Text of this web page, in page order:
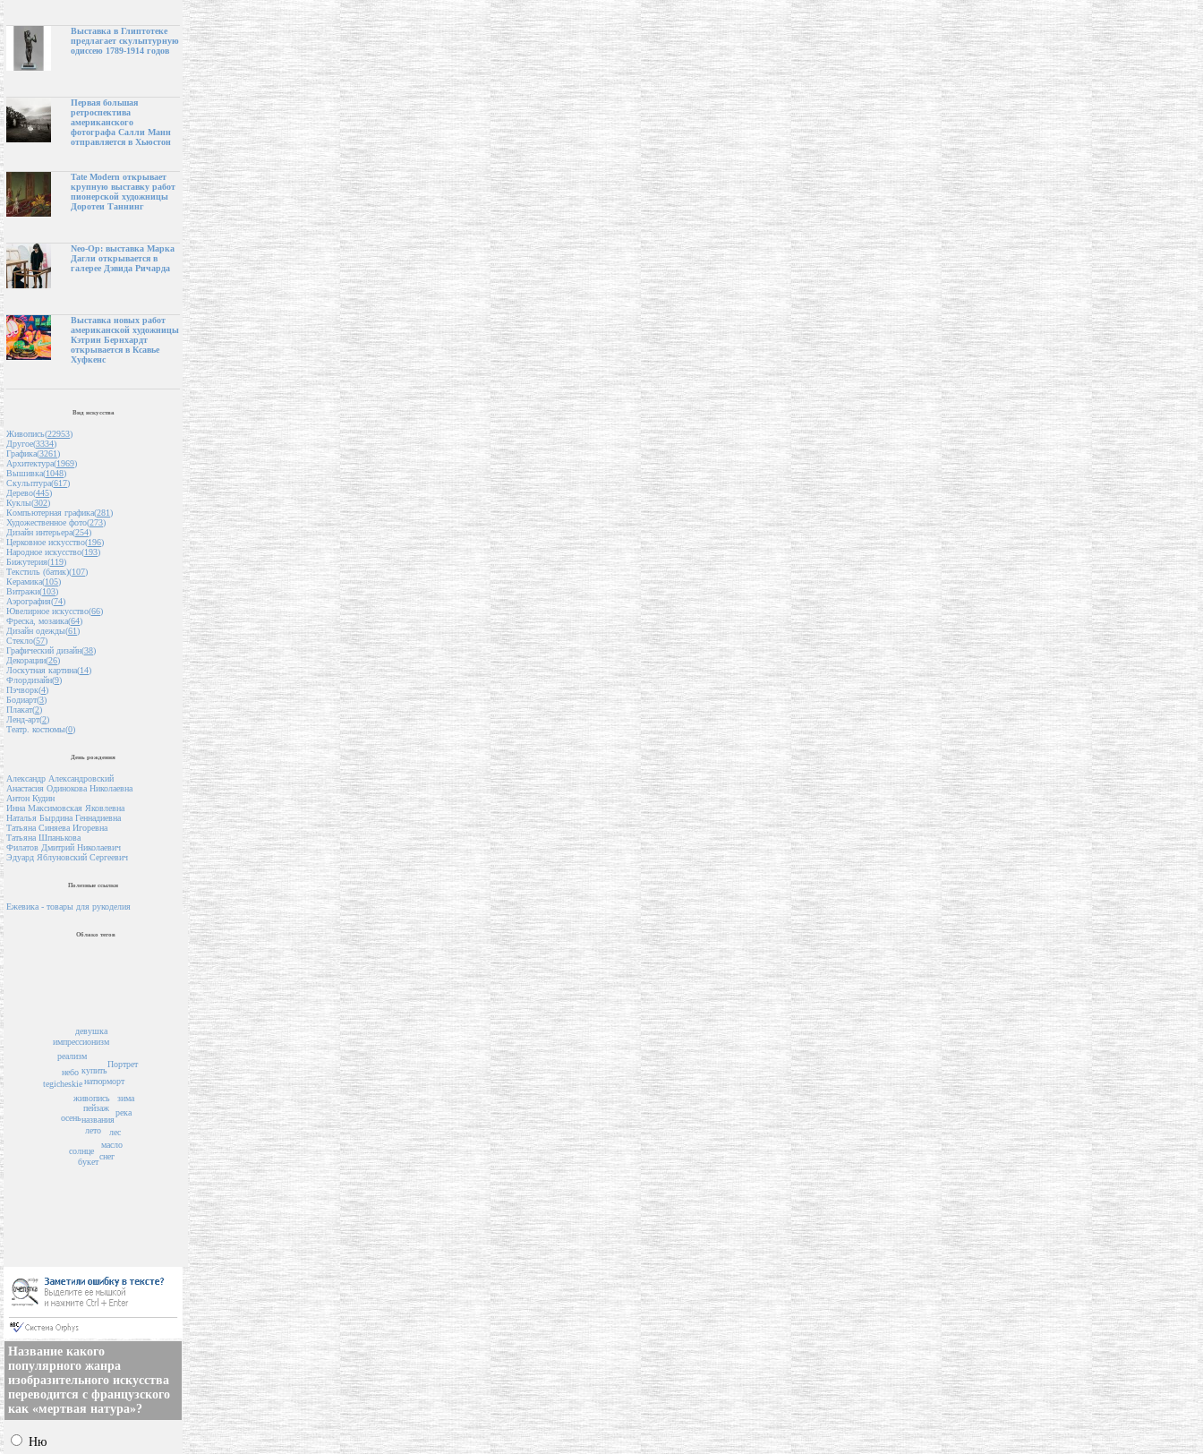
Выставка в Глиптотеке
предлагает скульптурную
одиссею 1789-1914 годов
Первая большая
ретроспектива
американского
фотографа Салли Манн
отправляется в Хьюстон
Tate Modern открывает
крупную выставку работ
пионерской художницы
Доротеи Таннинг
Neo-Op: выставка Марка
Дагли открывается в
галерее Дэвида Ричарда
Выставка новых работ
американской художницы
Кэтрин Бернхардт
открывается в Ксавье
Хуфкенс
Вид искусства
Живопись(22953)
Другое(3334)
Графика(3261)
Архитектура(1969)
Вышивка(1048)
Скульптура(617)
Дерево(445)
Куклы(302)
Компьютерная графика(281)
Художественное фото(273)
Дизайн интерьера(254)
Церковное искусство(196)
Народное искусство(193)
Бижутерия(119)
Текстиль (батик)(107)
Керамика(105)
Витражи(103)
Аэрография(74)
Ювелирное искусство(66)
Фреска, мозаика(64)
Дизайн одежды(61)
Стекло(57)
Графический дизайн(38)
Декорации(26)
Лоскутная картина(14)
Флордизайн(9)
Пэчворк(4)
Бодиарт(3)
Плакат(2)
Ленд-арт(2)
Театр. костюмы(0)
День рождения
Александр Александровский
Анастасия Одинокова Николаевна
Антон Кудин
Инна Максимовская Яковлевна
Наталья Бырдина Геннадиевна
Татьяна Синяева Игоревна
Татьяна Шпанькова
Филатов Дмитрий Николаевич
Эдуард Яблуновский Сергеевич
Полезные ссылки
Ежевика - товары для рукоделия
Облако тегов
пейзаж
названия
живопись
лето
натюрморт
купить
солнце
лес
зима
осень
букет
масло
река
снег
tegicheskie
реализм
небо
импрессионизм
Портрет
девушка
Название какого
популярного жанра
изобразительного искусства
переводится с французского
как «мертвая натура»?
Ню